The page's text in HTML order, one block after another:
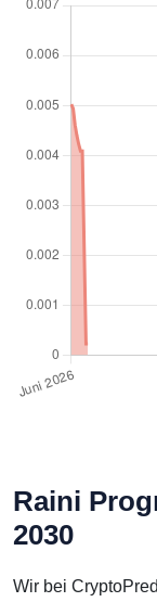
Raini
2030
Wir bei